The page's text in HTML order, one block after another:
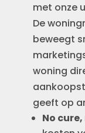
met onze
De
beweegt
woning
geeft op
No